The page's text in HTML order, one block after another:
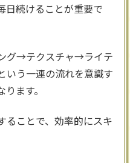
日続けることが重要で
グ→テクスチャ→ライテ
う一連の流れを意識す
ます。
ることで、効率的にスキ